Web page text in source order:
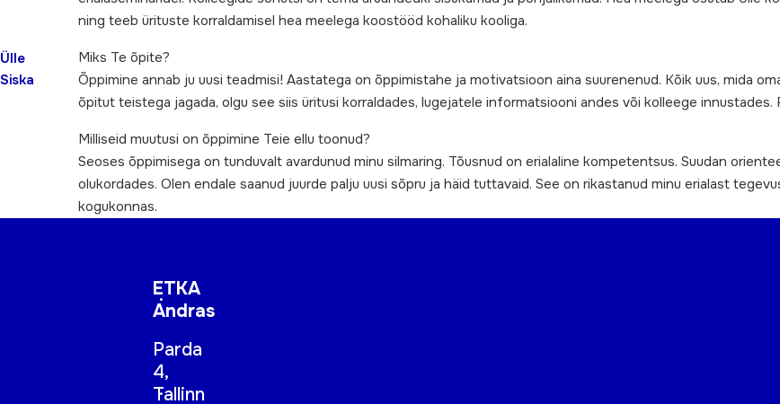
Ülle
Siska
ning teeb ürituste korraldamisel hea meelega koostööd kohaliku kooliga.
Miks Te õpite?
Õppimine annab ju uusi teadmisi! Aastatega on õppimistahe ja motivatsioon aina suurenenud. Kõik uus, mida
õpitut teistega jagada, olgu see siis üritusi korraldades, lugejatele informatsiooni andes või kolleege
Milliseid muutusi on õppimine Teie ellu toonud?
Seoses õppimisega on tunduvalt avardunud minu silmaring. Tõusnud on erialaline kompetentsus. Suudan
olukordades. Olen endale saanud juurde palju uusi sõpru ja häid tuttavaid. See on rikastanud minu erialast
kogukonnas.
ETKA
Andras
Parda
4,
Tallinn